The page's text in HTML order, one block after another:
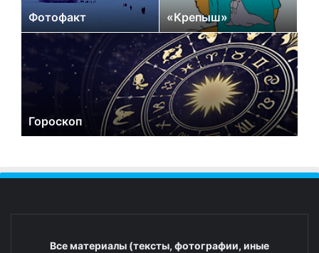
Фотофакт «Крепыш»
Гороскоп
Все материалы (тексты, фотографии, иные